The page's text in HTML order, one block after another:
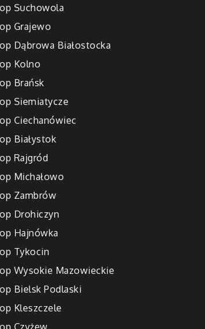
Suchowola
Grajewo
Dąbrowa Białostocka
Kolno
Brańsk
Siemiatycze
Ciechanówiec
Białystok
Rajgród
Michałowo
Zambrów
Drohiczyn
Hajnówka
Tykocin
Wysokie Mazowieckie
Bielsk Podlaski
Kleszczele
Czyżew